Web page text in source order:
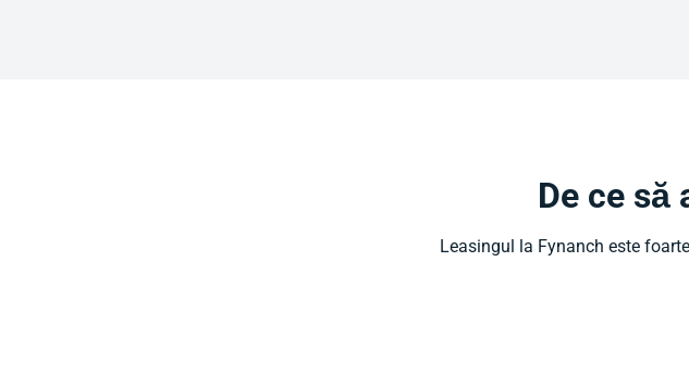
De ce să
Leasingul la Fynanch este